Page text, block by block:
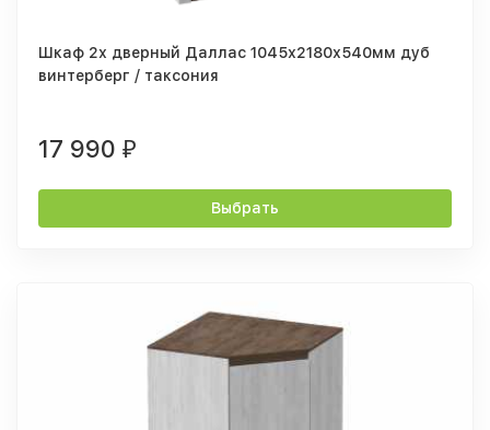
Шкаф 2х дверный Даллас 1045х2180х540мм дуб
винтерберг / таксония
17 990 ₽
Выбрать